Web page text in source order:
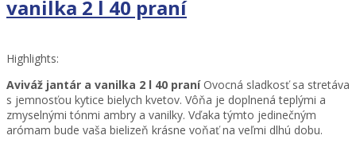
vanilka 2 l 40 praní
Highlights:
Aviváž jantár a vanilka 2 l 40 praníOvocná sladkosť sa stretáva
s jemnosťou kytice bielych kvetov. Vôňa je doplnená teplými a
zmyselnými tónmi ambry a vanilky. Vďaka týmto jedinečným
arómam bude vaša bielizeň krásne voňať na veľmi dlhú dobu.